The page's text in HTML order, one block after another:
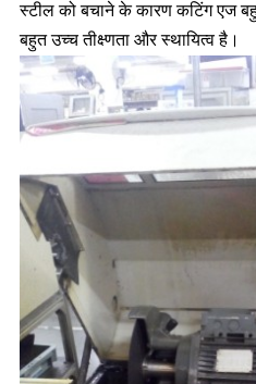
स्टील को बचाने के कारण कटिंग एज
बहुत उच्च तीक्ष्णता और स्थायित्व है।